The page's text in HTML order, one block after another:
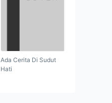
Ada Cerita Di Sudut
Hati